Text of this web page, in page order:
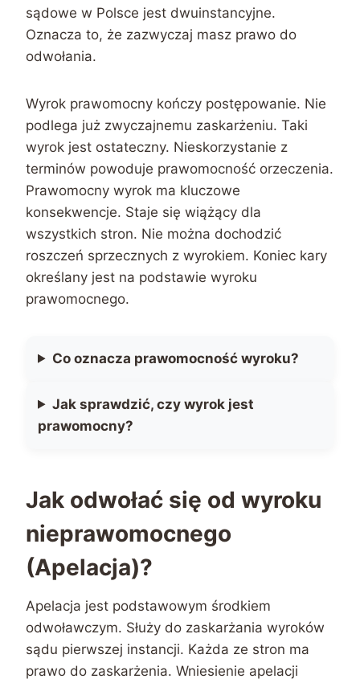
sądowe w Polsce jest dwuinstancyjne.
Oznacza to, że zazwyczaj masz prawo do
odwołania.
Wyrok prawomocny kończy postępowanie. Nie
podlega już zwyczajnemu zaskarżeniu. Taki
wyrok jest ostateczny. Nieskorzystanie z
terminów powoduje prawomocność orzeczenia.
Prawomocny wyrok ma kluczowe
konsekwencje. Staje się wiążący dla
wszystkich stron. Nie można dochodzić
roszczeń sprzecznych z wyrokiem. Koniec kary
określany jest na podstawie wyroku
prawomocnego.
Co oznacza prawomocność wyroku?
Jak sprawdzić, czy wyrok jest
prawomocny?
Jak odwołać się od wyroku
nieprawomocnego
(Apelacja)?
Apelacja jest podstawowym środkiem
odwoławczym. Służy do zaskarżania wyroków
sądu pierwszej instancji. Każda ze stron ma
prawo do zaskarżenia. Wniesienie apelacji